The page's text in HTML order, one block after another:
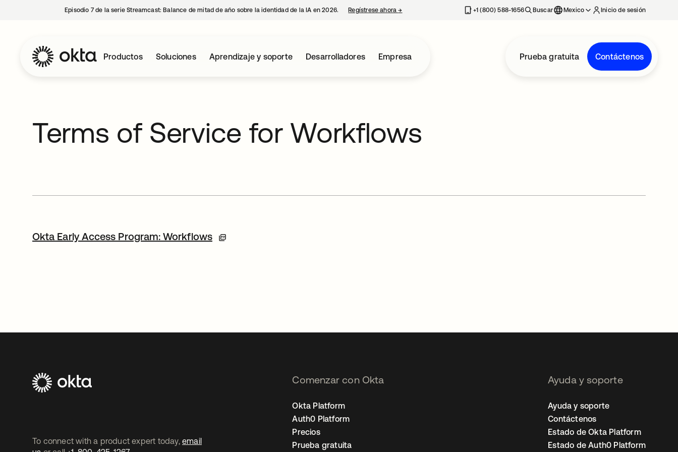
Episodio 7 de la serie Streamcast: Balance de mitad de año sobre la identidad de la IA en 2026. Regístrese ahora→ se abre en una pestaña nueva+1 (800) 588-1656 Buscar Mexico Inicio de sesión
Productos Soluciones Aprendizaje y soporte Desarrolladores Empresa Prueba gratuita Contáctenos
Terms of Service for Workflows
Okta Early Access Program: Workflows
To connect with a product expert today, email
Comenzar con Okta
Okta Platform
Auth0 Platform
Precios
Prueba gratuita
Ayuda y soporte
Ayuda y soporte
Contáctenos
Estado de Okta Platform
Estado de Auth0 Platform